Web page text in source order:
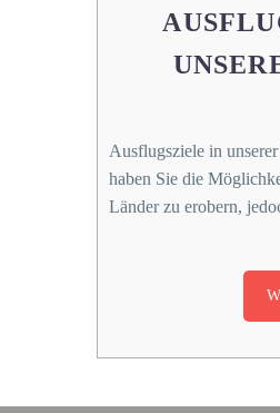
Ausflugsziele in
haben Sie die
Länder zu erobern,